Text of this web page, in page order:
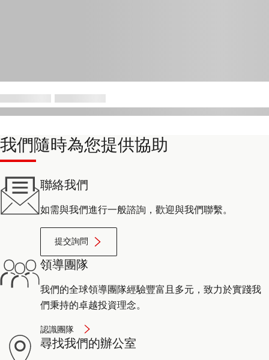
我們隨時為您提供協助
聯絡我們
如需與我們進行一般諮詢，歡迎與我們聯繫。
提交詢問
領導團隊
我們的全球領導團隊經驗豐富且多元，致力於實踐我
們秉持的卓越投資理念。
認識團隊
尋找我們的辦公室